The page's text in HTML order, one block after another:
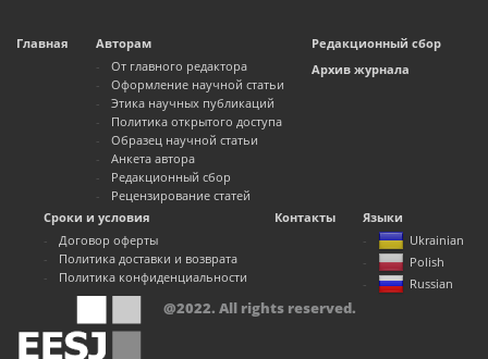
Главная
Авторам
От главного редактора
Оформление научной статьи
Этика научных публикаций
Политика открытого доступа
Образец научной статьи
Анкета автора
Редакционный сбор
Рецензирование статей
Редакционный сбор
Архив журнала
Сроки и условия
Договор оферты
Политика доставки и возврата
Политика конфиденциальности
Контакты
Языки
Ukrainian
Polish
Russian
@2022. All rights reserved.